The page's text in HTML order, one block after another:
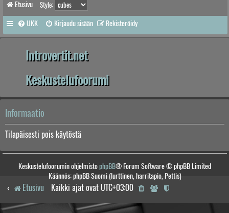
Etusivu Style:
UKK Kirjaudu sisään Rekisteröidy
Introvertit.net
Keskustelufoorumi
Informaatio
Tilapäisesti pois käytöstä
Keskustelufoorumin ohjelmistophpBB® Forum Software © phpBB Limited
Käännös: phpBB Suomi (lurttinen, harritapio, Pettis)
Etusivu Kaikki ajat ovat UTC+03:00